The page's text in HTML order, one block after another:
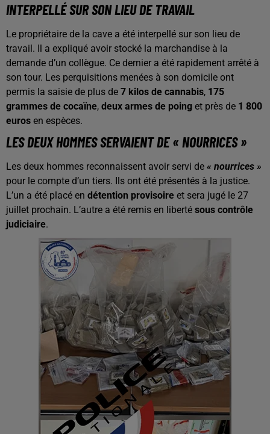
INTERPELLÉ SUR SON LIEU DE TRAVAIL
Le propriétaire de la cave a été interpellé sur son lieu de
travail. Il a expliqué avoir stocké la marchandise à la
demande d’un collègue. Ce dernier a été rapidement arrêté à
son tour. Les perquisitions menées à son domicile ont
permis la saisie de plus de 7 kilos de cannabis, 175
grammes de cocaïne, deux armes de poing et près de 1 800
euros en espèces.
LES DEUX HOMMES SERVAIENT DE « NOURRICES »
Les deux hommes reconnaissent avoir servi de « nourrices »
pour le compte d’un tiers. Ils ont été présentés à la justice.
L’un a été placé en détention provisoire et sera jugé le 27
juillet prochain. L’autre a été remis en liberté sous contrôle
judiciaire.